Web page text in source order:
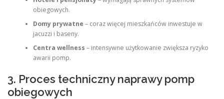
obiegowych.
Domy prywatne – coraz więcej mieszkańców inwestuje w
jacuzzi i baseny.
Centra wellness – intensywne użytkowanie zwiększa ryzyko
awarii pomp.
3. Proces techniczny naprawy pomp
obiegowych